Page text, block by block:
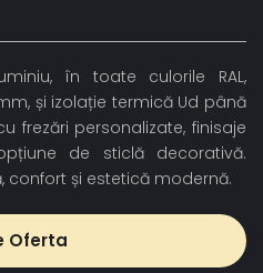
în toate culorile RAL,
și izolație termică Ud până
frezări personalizate, finisaje
de sticlă decorativă.
confort și estetică modernă.
Oferta